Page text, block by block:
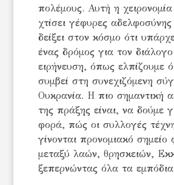
πολέμους. Αυτή η χειρονομία
χτίσει γέφυρες
δείξει στον κόσμο ότι
ένας δρόμος για τον
ειρήνευση, όπως ελπίζουμε
συμβεί στη συνεχιζόμενη
Ουκρανία. Η πιο σημαντική
της πράξης είναι, να δούμε
φορά, πώς οι συλλογές
γίνονται προνομιακό σημείο
μεταξύ λαών, θρησκειών,
ξεπερνώντας όλα τα